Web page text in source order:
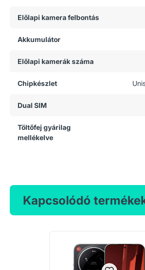
Előlapi kamera felbontás
Akkumulátor
Előlapi kamerák száma
Chipkészlet
Dual SIM
Töltőfej gyárilag
mellékelve
Kapcsolódó